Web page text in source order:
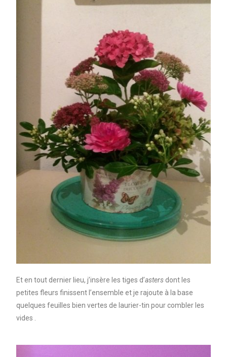
Et en tout dernier lieu, j’insère les tiges d’asters dont les
petites fleurs finissent l’ensemble et je rajoute à la base
quelques feuilles bien vertes de laurier-tin pour combler les
vides .